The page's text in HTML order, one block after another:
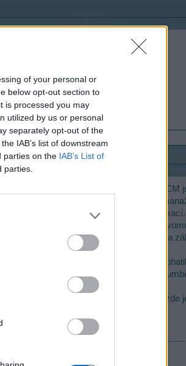
of your personal or
below opt-out section to
is processed you may
utilized by us or personal
separately opt-out of the
IAB’s list of downstream
parties on the IAB’s List of
parties.
nějaká pozornost, ale opak je pravdou. CM
vývojáři. Pokud nefunguje komunitní
komunikují s adminy jednotlivých
taktéž omezené. I když má větší
mohl předat nápady herní komunity na
by nikoho z nich neubylo, kdyby hru
byli vděční. A jinde to lze jako na
Sice protesty na herní fóra nepatří, ale zde